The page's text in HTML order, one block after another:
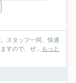
スタッフ一同、快適
すので、ぜ... もっと